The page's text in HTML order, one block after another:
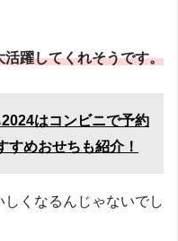
躍してくれそうです。
はコンビニで予約
すめおせちも紹介！
くなるんじゃないでし